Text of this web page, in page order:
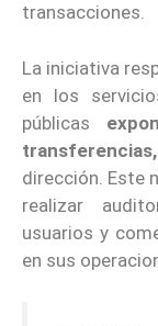
transacciones.
La iniciativa
en los
públicas
dirección. Este
realizar
usuarios y
en sus